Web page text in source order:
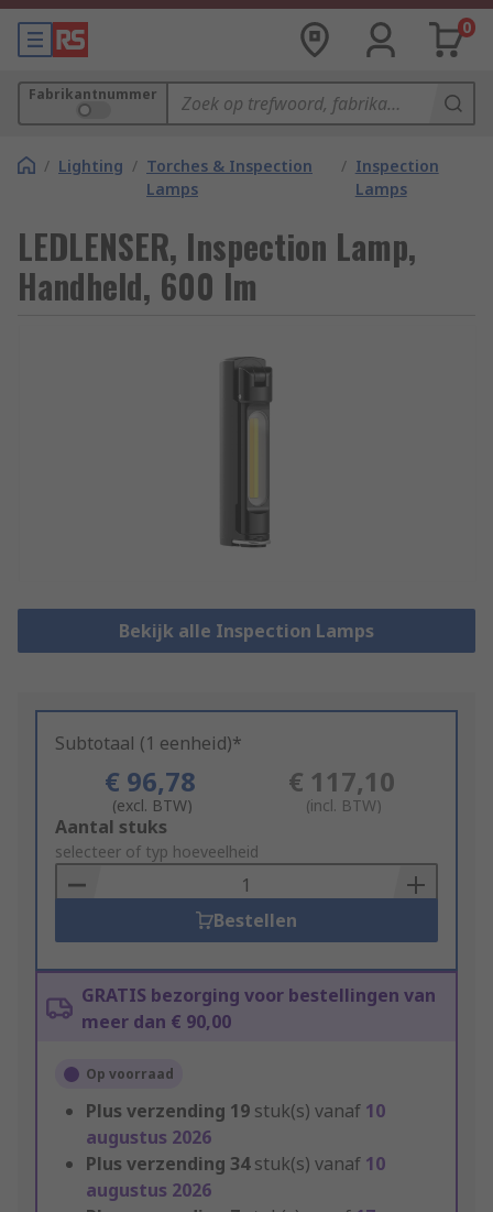
0
Fabrikantnummer
/ Lighting / Torches & Inspection
Lamps
/ Inspection
Lamps
LEDLENSER, Inspection Lamp,
Handheld, 600 lm
Bekijk alle Inspection Lamps
Subtotaal (1 eenheid)*
€ 96,78
(excl. BTW)
€ 117,10
(incl. BTW)
Add
to
Basket
Aantal stuks
selecteer of typ hoeveelheid
Bestellen
GRATIS bezorging voor bestellingen van
meer dan € 90,00
Op voorraad
Plus verzending 19 stuk(s) vanaf 10
augustus 2026
Plus verzending 34stuk(s) vanaf 10
augustus 2026